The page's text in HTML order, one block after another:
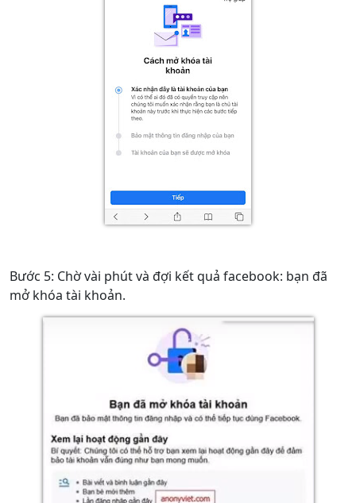
Bước 5: Chờ vài phút và đợi kết quả facebook: bạn đã
mở khóa tài khoản.